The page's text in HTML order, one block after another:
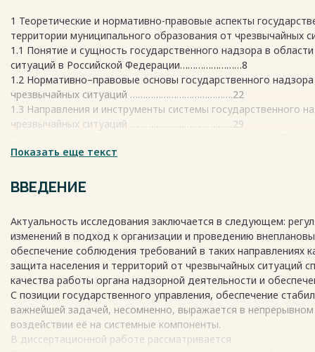
1 Теоретические и нормативно-правовые аспекты
территории муниципального образования от
1.1 Понятие и сущность государственного надзора в
ситуаций в Российской Федерации……………………8
1.2 Нормативно–правовые основы государственного
чрезвычайных ситуаций ………………………………….22
1.3 Направления и инструменты системы государственного
чрезвычайных ситуаций ………………………………….29
ситуаций в МР Давлекановский район Республики
2.2 Направления деятельности Давлекановского
Башкортостан………………………………………………………………46
2.3 Оценка взаимодействия Давлекановского
профилактической работы Главного управления МЧС
самоуправления МР Давлекановский район
3. Разработка рекомендаций по совершенствованию
населения и территории от чрезвычайных ситуаций в МР
3.1 Проблемы и недостатки в деятельности
профилактической работы Главного управления МЧС России
Башкортостан……………………………………………….......76
Показать еще текст
ВВЕДЕНИЕ
Актуальность исследования заключается в следующем:
изменений в подход к организации и проведению
обеспечение соблюдения требований в таких направлениях
защита населения и территорий от чрезвычайных ситуаций
качества работы органа надзорной деятельности и
С позиции государственного управления, обеспечение
важнейшей задачей, несомненно, выражается в
воздействии её на системные компоненты.
В диссертационной работе рассматривается